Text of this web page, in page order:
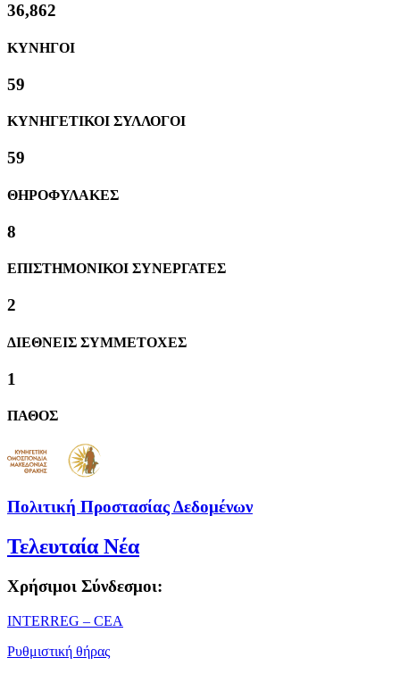
39,267
ΚΥΝΗΓΟΙ
62
ΚΥΝΗΓΕΤΙΚΟΙ ΣΥΛΛΟΓΟΙ
62
ΘΗΡΟΦΥΛΑΚΕΣ
8
ΕΠΙΣΤΗΜΟΝΙΚΟΙ ΣΥΝΕΡΓΑΤΕΣ
2
ΔΙΕΘΝΕΙΣ ΣΥΜΜΕΤΟΧΕΣ
1
ΠΑΘΟΣ
Πολιτική Προστασίας Δεδομένων
Τελευταία Νέα
Χρήσιμοι Σύνδεσμοι:
ΙΝΤΕRREG – CEA
Ρυθμιστική θήρας